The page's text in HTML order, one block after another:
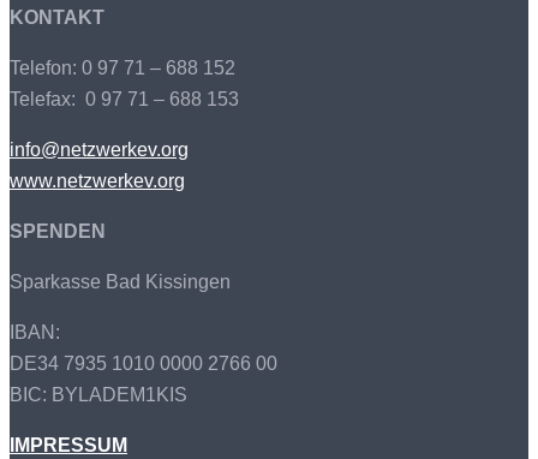
KONTAKT
Telefon: 0 97 71 – 688 152
Telefax: 0 97 71 – 688 153
info@netzwerkev.org
www.netzwerkev.org
SPENDEN
Sparkasse Bad Kissingen
IBAN:
DE34 7935 1010 0000 2766 00
BIC: BYLADEM1KIS
IMPRESSUM